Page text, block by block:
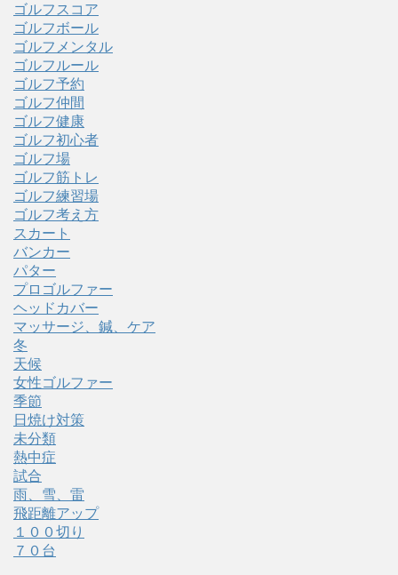
ゴルフスコア
ゴルフボール
ゴルフメンタル
ゴルフルール
ゴルフ予約
ゴルフ仲間
ゴルフ健康
ゴルフ初心者
ゴルフ場
ゴルフ筋トレ
ゴルフ練習場
ゴルフ考え方
スカート
バンカー
パター
プロゴルファー
ヘッドカバー
マッサージ、鍼、ケア
冬
天候
女性ゴルファー
季節
日焼け対策
未分類
熱中症
試合
雨、雪、雷
飛距離アップ
１００切り
７０台